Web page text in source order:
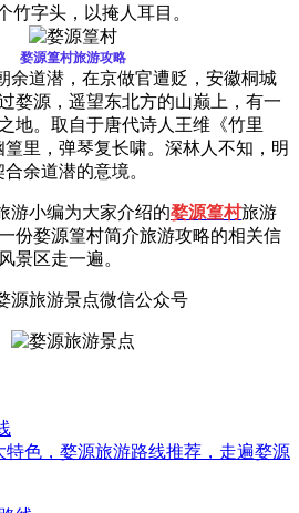
竹字头，以掩人耳目。
婺源篁村旅游攻略
道潜，在京做官遭贬，安徽桐城
婺源，遥望东北方的山巅上，有一
地。取自于唐代诗人王维《竹里
里，弹琴复长啸。深林人不知，明
余道潜的意境。
小编为大家介绍的婺源篁村旅游
份婺源篁村简介旅游攻略的相关信
景区走一遍。
源旅游景点微信公众号
色，婺源旅游路线推荐，走遍婺源